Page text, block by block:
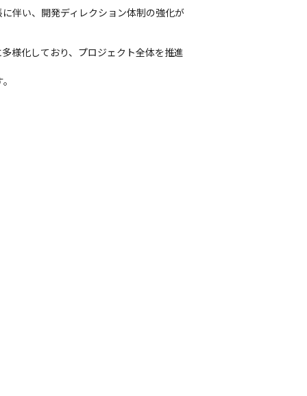
伴い、開発ディレクション体制の強化が
様化しており、プロジェクト全体を推進